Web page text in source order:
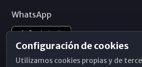
WhatsApp
Configuración de cookies
Utilizamos cookies propias y de